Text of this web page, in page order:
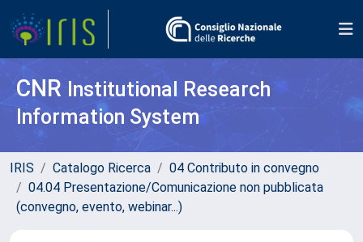
CNR Institutional Research
Information System
IRIS Catalogo Ricerca
04 Contributo in convegno
04.04 Presentazione/Comunicazione non pubblicata
(convegno, evento, webinar...)